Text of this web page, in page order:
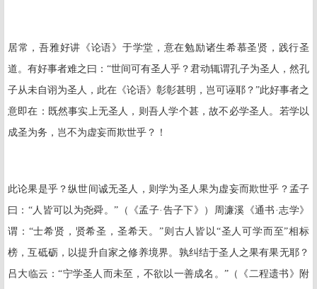
居常，吾雅好讲《论语》于学堂，意在勉励诸生希慕圣贤，践行圣
道。有好事者难之曰：“世间可有圣人乎？君动辄谓孔子为圣人，然孔
子从未自诩为圣人，此在《论语》彰彰甚明，岂可诬耶？”此好事者之
意即在：既然事实上无圣人，则吾人学个甚，故不必学圣人。若学以
成圣为务，岂不为虚妄而欺世乎？！
此论果是乎？纵世间诚无圣人，则学为圣人果为虚妄而欺世乎？孟子
曰：“人皆可以为尧舜。”（《孟子·告子下》）周濂溪《通书·志学》
谓：“士希贤，贤希圣，圣希天。”则古人皆以“圣人可学而至”相标
榜，互砥砺，以提升自家之修养境界。孰纠结于圣人之果有果无耶？
吕大临云：“宁学圣人而未至，不欲以一善成名。”（《二程遗书》附